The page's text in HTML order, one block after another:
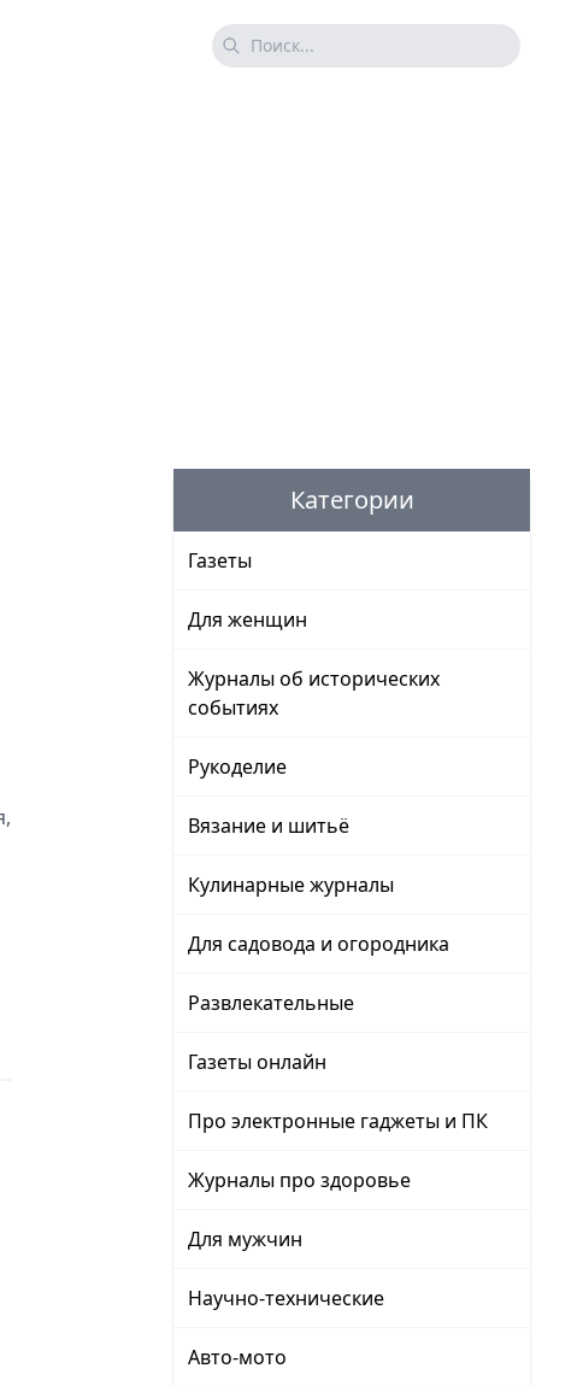
Категории
Газеты
Для женщин
Журналы об исторических
событиях
Рукоделие
Вязание и шитьё
Кулинарные журналы
Для садовода и огородника
Развлекательные
Газеты онлайн
Про электронные гаджеты и ПК
Журналы про здоровье
Для мужчин
Научно-технические
Авто-мото